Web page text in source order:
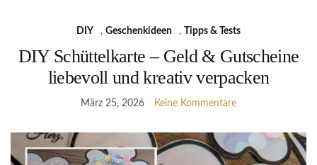
DIY , Geschenkideen , Tipps & Tests
DIY Schüttelkarte – Geld & Gutscheine
liebevoll und kreativ verpacken
März 25, 2026 Keine Kommentare